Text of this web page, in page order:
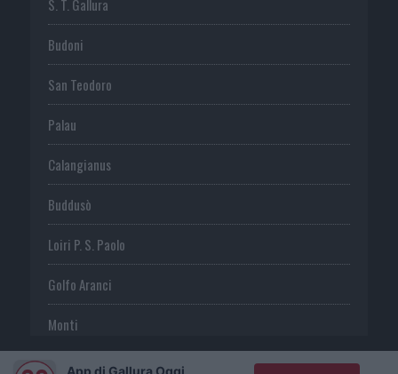
S. T. Gallura
Budoni
San Teodoro
Palau
Calangianus
Buddusò
Loiri P. S. Paolo
Golfo Aranci
Monti
TeltiApp di Gallura Oggi